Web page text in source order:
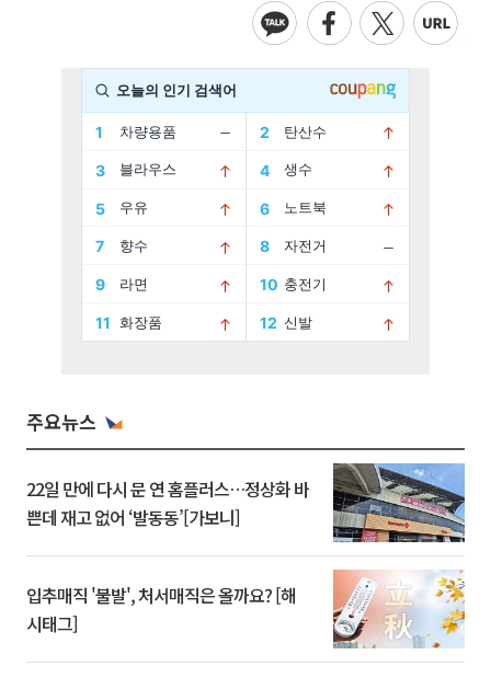
주요뉴스
22일 만에 다시 문 연 홈플러스…정상화 바
쁜데 재고 없어 ‘발동동’[가보니]
입추매직 '불발', 처서매직은 올까요? [해
시태그]